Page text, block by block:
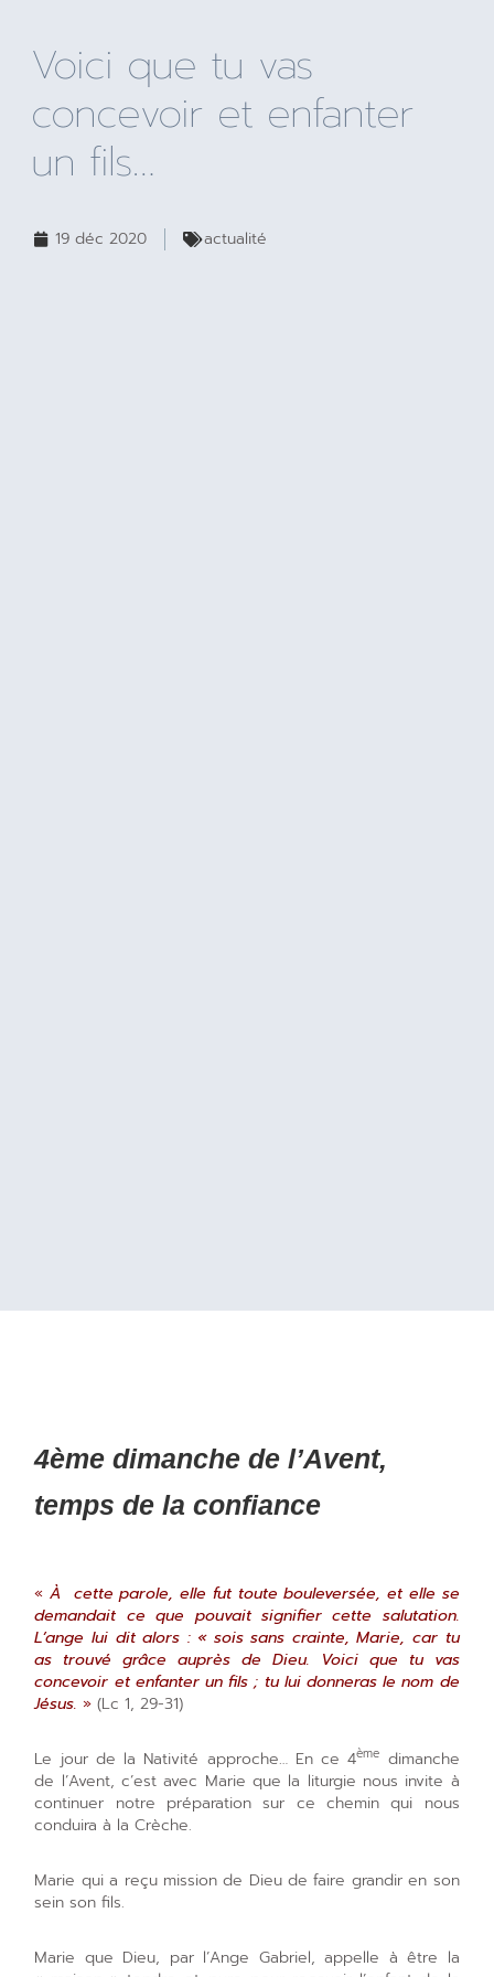
Voici que tu vas
concevoir et enfanter
un fils…
19 déc 2020 actualité
4ème dimanche de l’Avent,
temps de la confiance
«À cette parole, elle fut toute bouleversée, et elle se
demandait ce que pouvait signifier cette salutation.
L’ange lui dit alors : « sois sans crainte, Marie, car tu
as trouvé grâce auprès de Dieu. Voici que tu vas
concevoir et enfanter un fils ; tu lui donneras le nom de
Jésus. » (Lc 1, 29-31)
Le jour de la Nativité approche… En ce 4ème dimanche
de l’Avent, c’est avec Marie que la liturgie nous invite à
continuer notre préparation sur ce chemin qui nous
conduira à la Crèche.
Marie qui a reçu mission de Dieu de faire grandir en son
sein son fils.
Marie que Dieu, par l’Ange Gabriel, appelle à être la